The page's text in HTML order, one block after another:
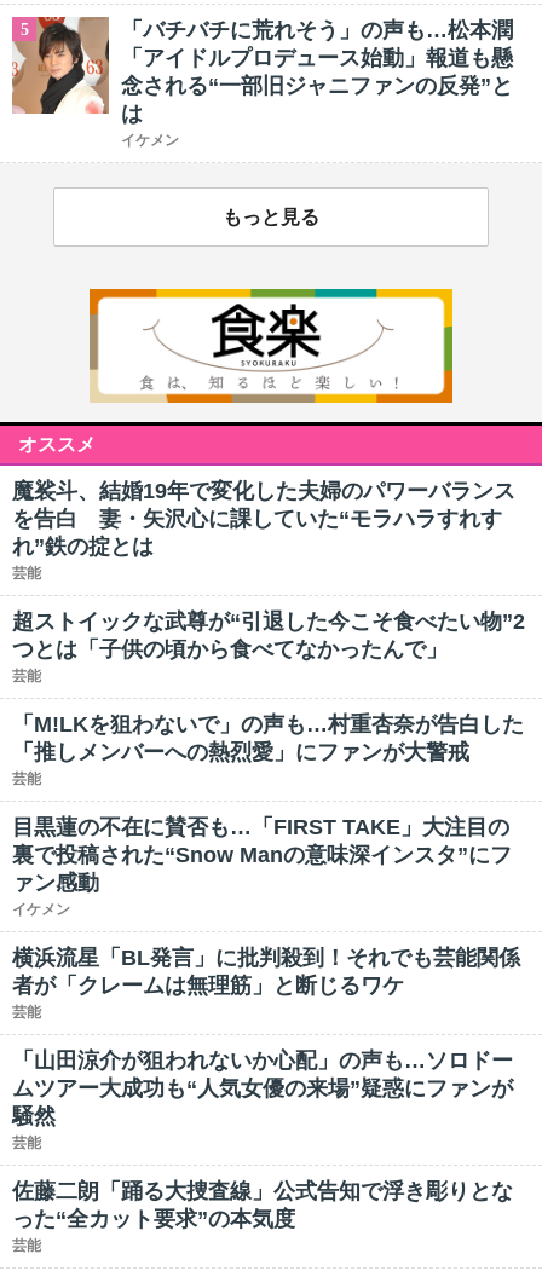
5
「バチバチに荒れそう」の声も…松本潤
「アイドルプロデュース始動」報道も懸
念される“一部旧ジャニファンの反発”と
は
イケメン
もっと見る
オススメ
魔裟斗、結婚19年で変化した夫婦のパワーバランス
を告白 妻・矢沢心に課していた“モラハラすれす
れ”鉄の掟とは
芸能
超ストイックな武尊が“引退した今こそ食べたい物”2
つとは「子供の頃から食べてなかったんで」
芸能
「M!LKを狙わないで」の声も…村重杏奈が告白した
「推しメンバーへの熱烈愛」にファンが大警戒
芸能
目黒蓮の不在に賛否も…「FIRST TAKE」大注目の
裏で投稿された“Snow Manの意味深インスタ”にフ
ァン感動
イケメン
横浜流星「BL発言」に批判殺到！それでも芸能関係
者が「クレームは無理筋」と断じるワケ
芸能
「山田涼介が狙われないか心配」の声も…ソロドー
ムツアー大成功も“人気女優の来場”疑惑にファンが
騒然
芸能
佐藤二朗「踊る大捜査線」公式告知で浮き彫りとな
った“全カット要求”の本気度
芸能